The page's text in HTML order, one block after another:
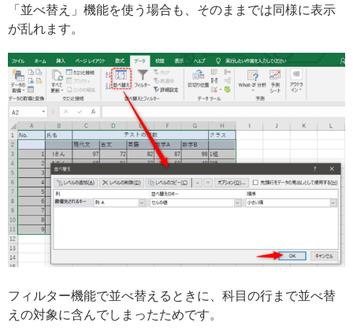
「並べ替え」機能を使う場合も、そのままでは同様に表示
が乱れます。
フィルター機能で並べ替えるときに、科目の行まで並べ替
えの対象に含んでしまったためです。